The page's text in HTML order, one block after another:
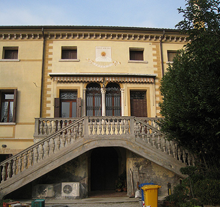
VISUALIZZA